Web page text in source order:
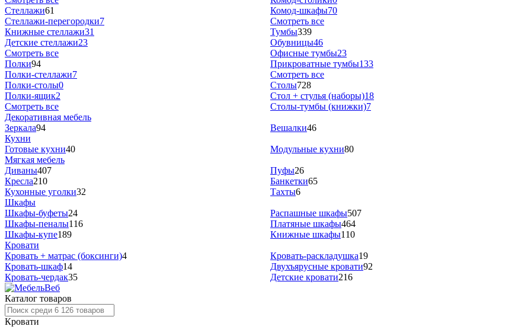
Стеллажи61
Стеллажи-перегородки7
Книжные стеллажи31
Детские стеллажи23
Смотреть все
Полки94
Полки-стеллажи7
Полки-столы0
Полки-ящик2
Смотреть все
Комод-шкафы70
Смотреть все
Тумбы339
Обувницы46
Офисные тумбы23
Прикроватные тумбы133
Смотреть все
Столы728
Стол + стулья (наборы)18
Столы-тумбы (книжки)7
Декоративная мебель
Зеркала94 Вешалки46
Кухни
Готовые кухни40 Модульные кухни80
Мягкая мебель
Диваны407
Кресла210
Кухонные уголки32
Пуфы26
Банкетки65
Тахты6
Шкафы
Шкафы-буфеты24
Шкафы-пеналы116
Шкафы-купе189
Распашные шкафы507
Платяные шкафы464
Книжные шкафы110
Кровати
Кровать + матрас (боксинги)4
Кровать-шкаф14
Кровать-чердак35
Кровать-раскладушка19
Двухъярусные кровати92
Детские кровати216
Каталог товаров
Кровати